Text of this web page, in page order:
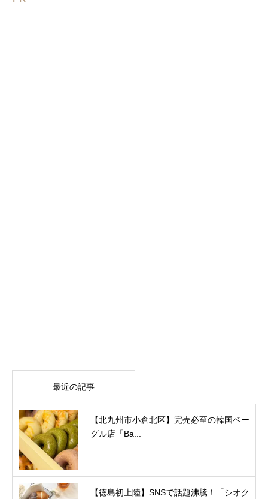
最近の記事
【北九州市小倉北区】完売必至の韓国ベー
グル店「Ba...
【徳島初上陸】SNSで話題沸騰！「シオク